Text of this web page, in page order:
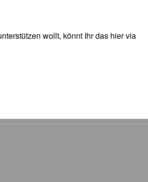
wollt, könnt Ihr das hier via